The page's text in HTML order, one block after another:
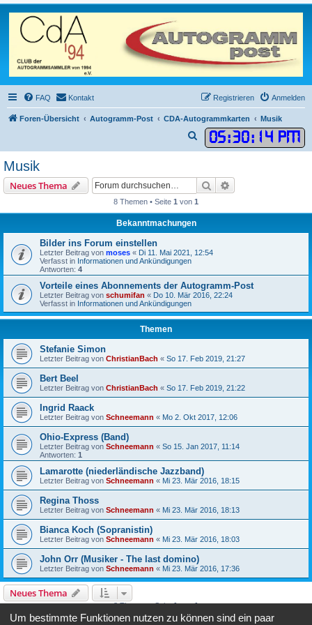
FAQ Kontakt Anmelden
Registrieren
Foren-Übersicht Autogramm-Post CDA-Autogrammkarten Musik
05:30: 14 PM
u
h
Musik
Neues Thema Suche
8 Themen • Seite 1 von 1
Bekanntmachungen
Bilder ins Forum einstellen
Letzter Beitrag von moses « Di 11. Mai 2021, 12:54
Verfasst in Informationen und Ankündigungen
Antworten: 4
Vorteile eines Abonnements der Autogramm-Post
Letzter Beitrag von schumifan « Do 10. Mär 2016, 22:24
Verfasst in Informationen und Ankündigungen
Themen
Stefanie Simon
Letzter Beitrag von ChristianBach « So 17. Feb 2019, 21:27
Bert Beel
Letzter Beitrag von ChristianBach « So 17. Feb 2019, 21:22
Ingrid Raack
Letzter Beitrag von Schneemann « Mo 2. Okt 2017, 12:06
Ohio-Express (Band)
Letzter Beitrag von Schneemann « So 15. Jan 2017, 11:14
Antworten: 1
Lamarotte (niederländische Jazzband)
Letzter Beitrag von Schneemann « Mi 23. Mär 2016, 18:15
Regina Thoss
Letzter Beitrag von Schneemann « Mi 23. Mär 2016, 18:13
Bianca Koch (Sopranistin)
Letzter Beitrag von Schneemann « Mi 23. Mär 2016, 18:03
John Orr (Musiker - The last domino)
Letzter Beitrag von Schneemann « Mi 23. Mär 2016, 17:36
Neues Thema
8 Themen • Seite1von1
Um bestimmte Funktionen nutzen zu können sind ein paar